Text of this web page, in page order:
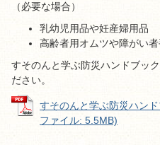
（必要な場合）
乳幼児用品や妊産婦用品
高齢者用オムツや障がい
すそのんと学ぶ防災ハンドブッ
ださい。
すそのんと学ぶ防災ハン
ファイル: 5.5MB)